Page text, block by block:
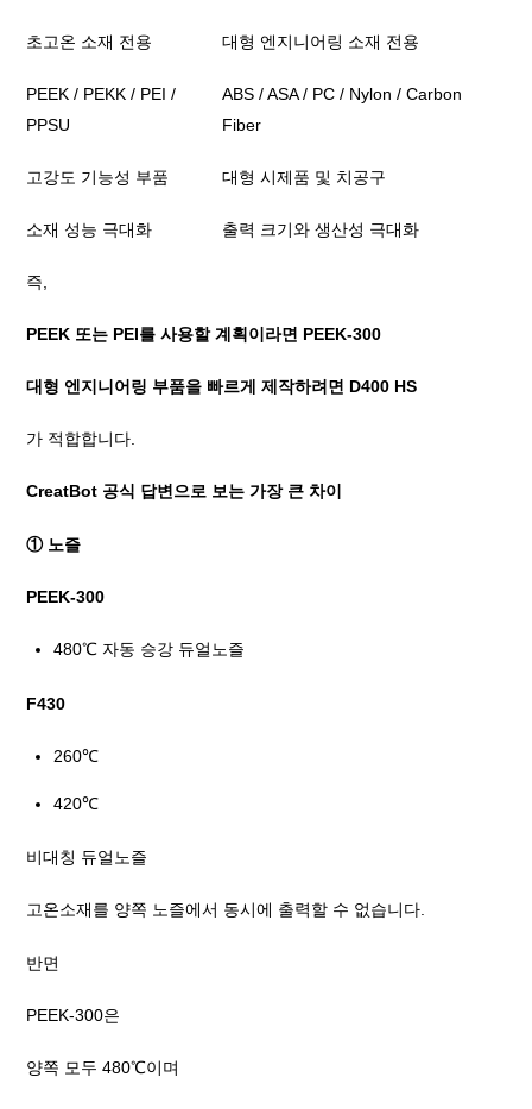
초고온 소재 전용 대형 엔지니어링 소재 전용
PEEK / PEKK / PEI /
PPSU
ABS / ASA / PC / Nylon / Carbon
Fiber
고강도 기능성 부품 대형 시제품 및 치공구
소재 성능 극대화 출력 크기와 생산성 극대화
즉,
PEEK 또는 PEI를 사용할 계획이라면 PEEK-300
대형 엔지니어링 부품을 빠르게 제작하려면 D400 HS
가 적합합니다.
CreatBot 공식 답변으로 보는 가장 큰 차이
① 노즐
PEEK-300
480℃ 자동 승강 듀얼노즐
F430
260℃
420℃
비대칭 듀얼노즐
고온소재를 양쪽 노즐에서 동시에 출력할 수 없습니다.
반면
PEEK-300은
양쪽 모두 480℃이며